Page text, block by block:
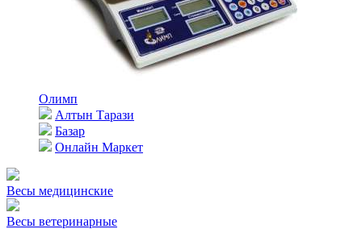
Олимп
Алтын Тарази
Базар
Онлайн Маркет
Весы медицинские
Весы ветеринарные